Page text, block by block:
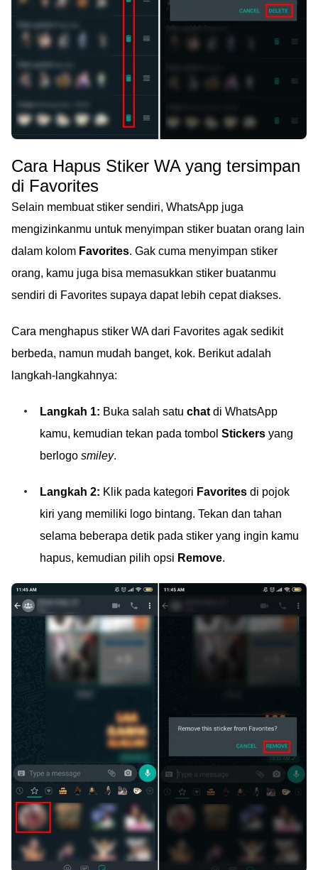
Cara Hapus Stiker WA yang tersimpan
di Favorites
Selain membuat stiker sendiri, WhatsApp juga
mengizinkanmu untuk menyimpan stiker buatan orang lain
dalam kolom Favorites. Gak cuma menyimpan stiker
orang, kamu juga bisa memasukkan stiker buatanmu
sendiri di Favorites supaya dapat lebih cepat diakses.
Cara menghapus stiker WA dari Favorites agak sedikit
berbeda, namun mudah banget, kok. Berikut adalah
langkah-langkahnya:
Langkah 1: Buka salah satu chat di WhatsApp
kamu, kemudian tekan pada tombol Stickers yang
berlogo smiley.
Langkah 2: Klik pada kategori Favorites di pojok
kiri yang memiliki logo bintang. Tekan dan tahan
selama beberapa detik pada stiker yang ingin kamu
hapus, kemudian pilih opsi Remove.